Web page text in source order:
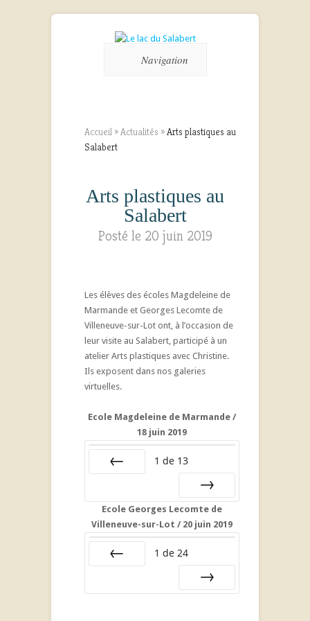
Navigation
Accueil »Actualités »Arts plastiques au
Salabert
Arts plastiques au
Salabert
Posté le 20 juin 2019
Les élèves des écoles Magdeleine de
Marmande et Georges Lecomte de
Villeneuve-sur-Lot ont, à l’occasion de
leur visite au Salabert, participé à un
atelier Arts plastiques avec Christine.
Ils exposent dans nos galeries
virtuelles.
Ecole Magdeleine de Marmande /
18 juin 2019
1 de 13
Suivant
Ecole Georges Lecomte de
Villeneuve-sur-Lot / 20 juin 2019
1 de 24